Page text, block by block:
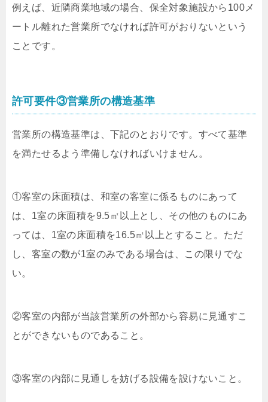
例えば、近隣商業地域の場合、保全対象施設から100メ
ートル離れた営業所でなければ許可がおりないという
ことです。
許可要件③営業所の構造基準
営業所の構造基準は、下記のとおりです。すべて基準
を満たせるよう準備しなければいけません。
①客室の床面積は、和室の客室に係るものにあって
は、1室の床面積を9.5㎡以上とし、その他のものにあ
っては、1室の床面積を16.5㎡以上とすること。ただ
し、客室の数が1室のみである場合は、この限りでな
い。
②客室の内部が当該営業所の外部から容易に見通すこ
とができないものであること。
③客室の内部に見通しを妨げる設備を設けないこと。